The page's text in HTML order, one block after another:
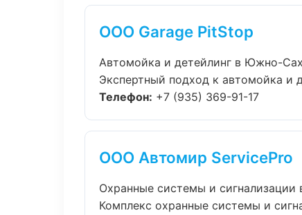
ООО Garage PitStop
Автомойка и детейлинг в Южно-
Экспертный подход к автомойка и
Телефон: +7 (935) 369-91-17
ООО Автомир ServicePro
Охранные системы и сигнализации
Комплекс охранные системы и